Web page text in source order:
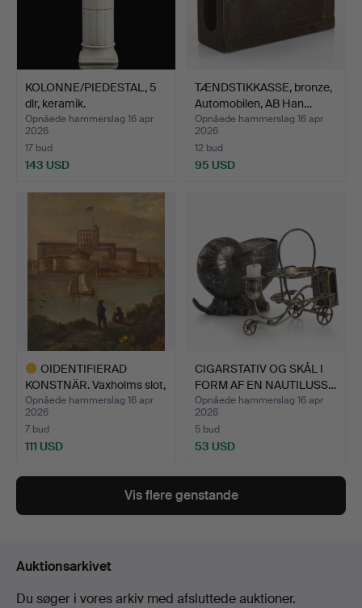
KOLONNE/PIEDESTAL, 5
dlr, keramik.
Opnåede hammerslag 16 apr
2026
17 bud
143 USD
TÆNDSTIKKASSE, bronze,
Automobilen, AB Han…
Opnåede hammerslag 16 apr
2026
12 bud
95 USD
OIDENTIFIERAD
KONSTNÄR. Vaxholms slot,
uty…
Opnåede hammerslag 16 apr
2026
7 bud
111 USD
genstand
CIGARSTATIV OG SKÅL I
FORM AF EN NAUTILUSS…
Opnåede hammerslag 16 apr
2026
5 bud
53 USD
Vis flere genstande
Auktionsarkivet
Du søger i vores arkiv med afsluttede auktioner.